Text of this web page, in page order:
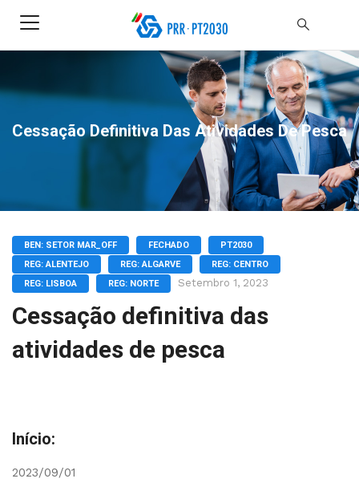
Cessação Definitiva Das Atividades De Pesca
BEN: SETOR MAR_OFF FECHADO
PT2030
REG: ALENTEJO
REG: ALGARVE
REG: CENTRO
REG: LISBOA
REG: NORTE Setembro 1, 2023
Cessação definitiva das
atividades de pesca
Início:
2023/09/01